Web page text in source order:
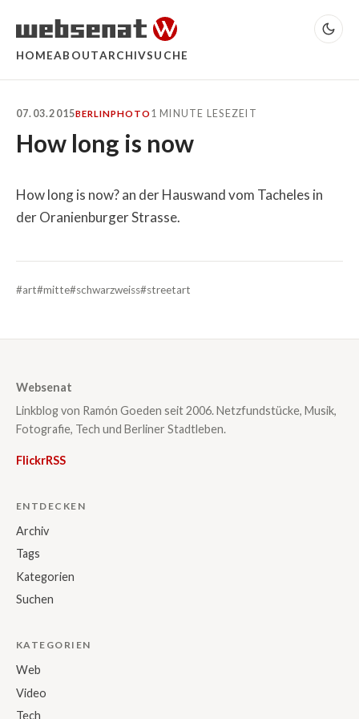
HOMEABOUTARCHIVSUCHE
07.03.2015BERLINPHOTO 1 MINUTE LESEZEIT
How long is now
How long is now? an der Hauswand vom Tacheles in
der Oranienburger Strasse.
#art#mitte#schwarzweiss#streetart
Websenat
Linkblog von Ramón Goeden seit 2006. Netzfundstücke, Musik,
Fotografie, Tech und Berliner Stadtleben.
FlickrRSS
ENTDECKEN
Archiv
Tags
Kategorien
Suchen
KATEGORIEN
Web
Video
Tech